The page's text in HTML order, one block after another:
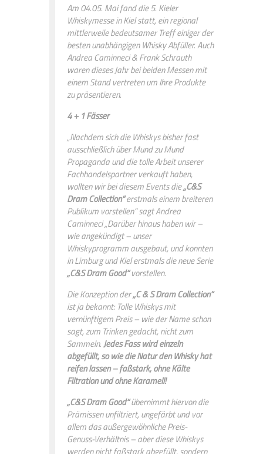
Am 04.05. Mai fand die 5. Kieler
Whiskymesse in Kiel statt, ein regional
mittlerweile bedeutsamer Treff einiger der
besten unabhängigen Whisky Abfüller. Auch
Andrea Caminneci & Frank Schrauth
waren dieses Jahr bei beiden Messen mit
einem Stand vertreten um Ihre Produkte
zu präsentieren.
4 + 1 Fässer
„Nachdem sich die Whiskys bisher fast
ausschließlich über Mund zu Mund
Propaganda und die tolle Arbeit unserer
Fachhandelspartner verkauft haben,
wollten wir bei diesem Events die„C&S
Dram Collection“erstmals einem breiteren
Publikum vorstellen“ sagt Andrea
Caminneci „Darüber hinaus haben wir –
wie angekündigt – unser
Whiskyprogramm ausgebaut, und konnten
in Limburg und Kiel erstmals die neue Serie
„C&S Dram Good“vorstellen.
Die Konzeption der„C & S Dram Collection“
ist ja bekannt: Tolle Whiskys mit
vernünftigem Preis – wie der Name schon
sagt, zum Trinken gedacht, nicht zum
Sammeln.Jedes Fass wird einzeln
abgefüllt, so wie die Natur den Whisky hat
reifen lassen – faßstark, ohne Kälte
Filtration und ohne Karamell!
„C&S Dram Good“übernimmt hiervon die
Prämissen unfiltriert, ungefärbt und vor
allem das außergewöhnliche Preis-
Genuss-Verhältnis – aber diese Whiskys
werden nicht faßstark abgefüllt, sondern